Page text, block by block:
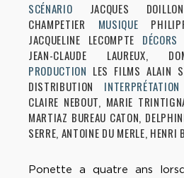
SCÉNARIO JACQUES
CHAMPETIER MUSIQUE
JACQUELINE LECOMPTE DÉCORS
JEAN-CLAUDE LAUREUX,
PRODUCTION LES FILMS ALAIN
DISTRIBUTION
CLAIRE NEBOUT, MARIE
MARTIAZ BUREAU CATON,
SERRE, ANTOINE DU MERLE, HENRI
Ponette a quatre ans